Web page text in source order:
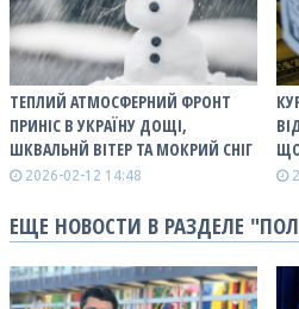
ТЕПЛИЙ АТМОСФЕРНИЙ ФРОНТ
ПРИНІС В УКРАЇНУ ДОЩІ,
ШКВАЛЬНЙ ВІТЕР ТА МОКРИЙ СНІГ
2026-02-12 14:48
ЕЩЕ НОВОСТИ В РАЗДЕЛЕ